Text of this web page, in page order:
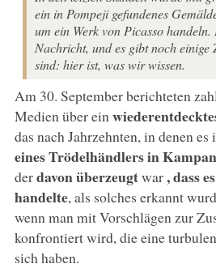
ein in Pompeji gefundenes
um ein Werk von Picasso handeln.
Nachricht, und es gibt noch einige
sind: hier ist, was wir wissen.
Am 30. September berichteten
Medien über ein
das nach Jahrzehnten, in denen es
eines Trödelhändlers in
derdavon überzeugtwar, dass
handelte, als solches erkannt
wenn man mit Vorschlägen zur
konfrontiert wird, die eine
sich haben.